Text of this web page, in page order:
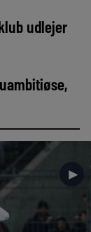
udlejer
►